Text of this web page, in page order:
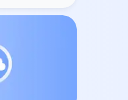
надежного прокси-
техподдержки:
круглосуточная
24/7 и замена IP.